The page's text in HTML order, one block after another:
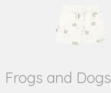
Frogs and Dogs